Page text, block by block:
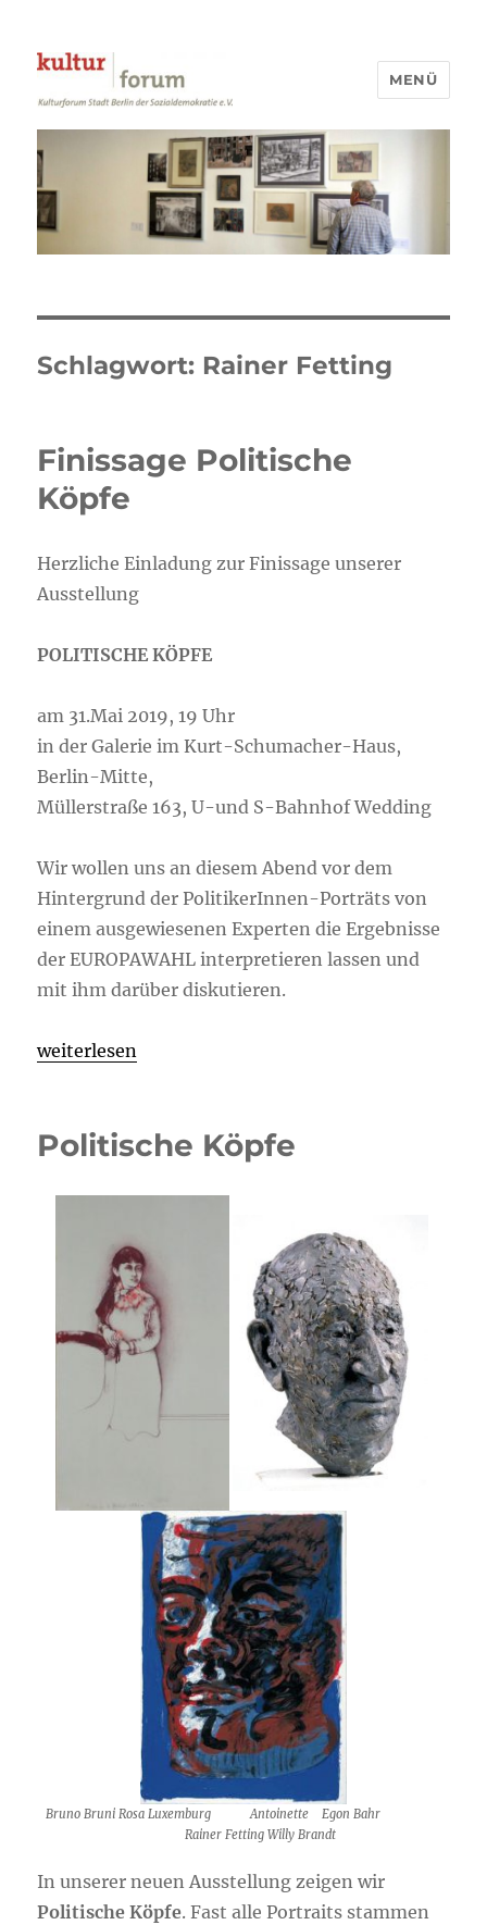
Kulturforum Stadt Berlin
MENÜ
Schlagwort: Rainer Fetting
Finissage Politische
Köpfe
Herzliche Einladung zur Finissage unserer
Ausstellung
POLITISCHE KÖPFE
am 31.Mai 2019, 19 Uhr
in der Galerie im Kurt-Schumacher-Haus,
Berlin-Mitte,
Müllerstraße 163, U-und S-Bahnhof Wedding
Wir wollen uns an diesem Abend vor dem
Hintergrund der PolitikerInnen-Porträts von
einem ausgewiesenen Experten die Ergebnisse
der EUROPAWAHL interpretieren lassen und
mit ihm darüber diskutieren.
„Finissage Politische Köpfe“
weiterlesen
Politische Köpfe
Bruno Bruni Rosa Luxemburg
Antoinette Egon Bahr
Rainer Fetting Willy Brandt
In unserer neuen Ausstellung zeigen wir
Politische Köpfe. Fast alle Portraits stammen